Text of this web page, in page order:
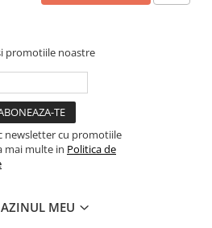
promotiile noastre
newsletter cu promotiile
mai multe in Politica de
MEU